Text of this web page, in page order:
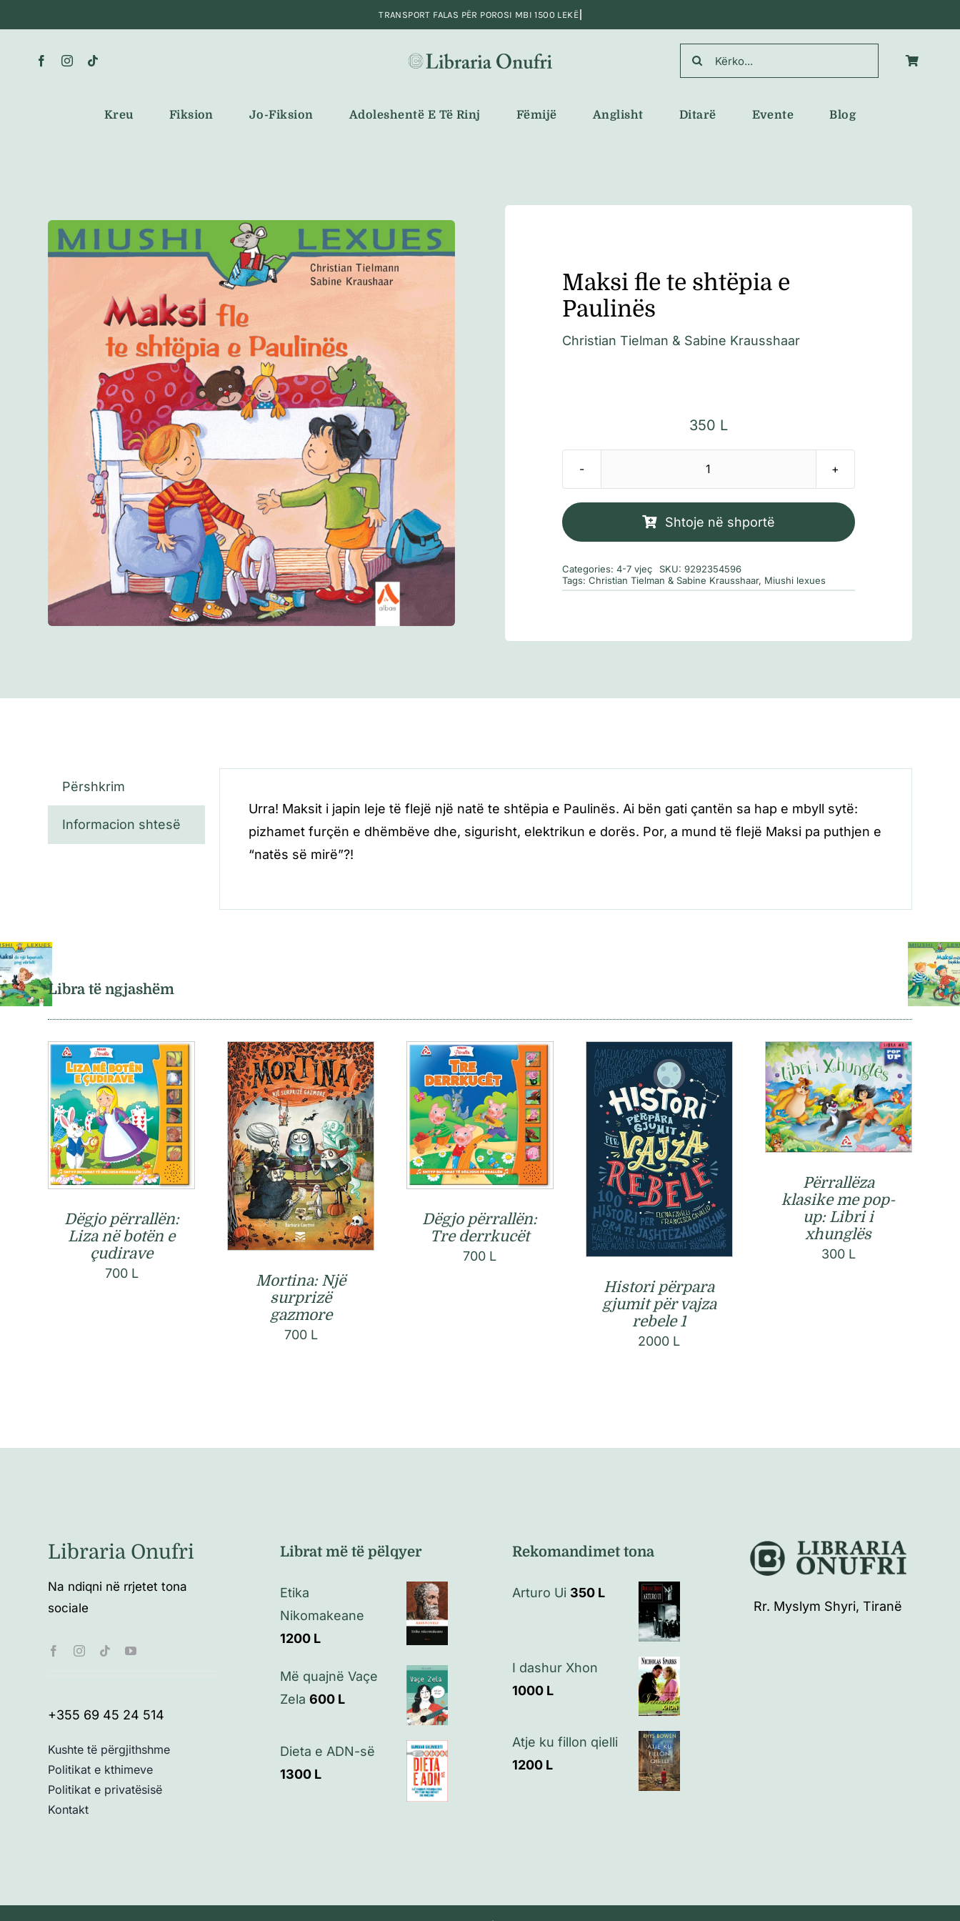
to
content
Search
for:
Kreu Fiksion Jo-Fiksion Adoleshentë E Të Rinj Fëmijë Anglisht Ditarë Evente Blog
Maksi fle te shtëpia e
Paulinës
Christian Tielman & Sabine Krausshaar
350 L
Sasi
fle
e
Shtoje në shportë
Categories: 4-7 vjeç SKU: 9292354596
Tags: Christian Tielman & Sabine Krausshaar, Miushi lexues
Përshkrim
Informacion shtesë
Urra! Maksit i japin leje të flejë një natë te shtëpia e Paulinës. Ai bën gati çantën sa hap e mbyll sytë:
pizhamet furçën e dhëmbëve dhe, sigurisht, elektrikun e dorës. Por, a mund të flejë Maksi pa puthjen e
“natës së mirë”?!
Libra të ngjashëm
Dëgjo përrallën:
Liza në botën e
çudirave
700 L
Mortina: Një
surprizë
gazmore
700 L
Dëgjo përrallën:
Tre derrkucët
700 L
Histori përpara
gjumit për vajza
rebele 1
2000 L
Përrallëza
klasike me pop-
up: Libri i
xhunglës
300 L
Libraria Onufri
Na ndiqni në rrjetet tona
sociale
+355 69 45 24 514
Kushte të përgjithshme
Politikat e kthimeve
Politikat e privatësisë
Kontakt
Librat më të pëlqyer
Etika
Nikomakeane
1200 L
Më quajnë Vaçe
Zela 600 L
Dieta e ADN-së
1300 L
Rekomandimet tona
Arturo Ui 350 L
I dashur Xhon
1000 L
Atje ku fillon qielli
1200 L
Rr. Myslym Shyri, Tiranë